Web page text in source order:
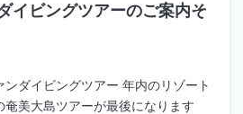
イビングツアーのご案内そ
ンダイビングツアー 年内のリゾート
美大島ツアーが最後になります